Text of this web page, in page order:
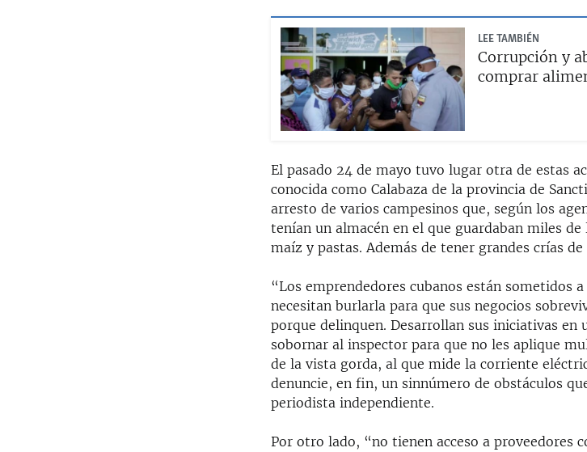
LEE TAMBIÉN
Corrupción y
comprar
El pasado 24 de mayo tuvo lugar otra de estas
conocida como Calabaza de la provincia de
arresto de varios campesinos que, según los
tenían un almacén en el que guardaban miles
maíz y pastas. Además de tener grandes crías
“Los emprendedores cubanos están sometidos
necesitan burlarla para que sus negocios
porque delinquen. Desarrollan sus iniciativas en
sobornar al inspector para que no les aplique
de la vista gorda, al que mide la corriente
denuncie, en fin, un sinnúmero de obstáculos
periodista independiente.
Por otro lado, “no tienen acceso a proveedores